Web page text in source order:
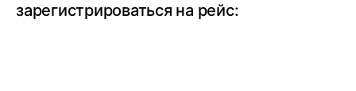
зарегистрироваться на рейс: